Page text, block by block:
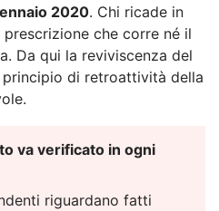
2020. Chi ricade in
che corre né il
Da qui la reviviscenza del
di retroattività della
va verificato in ogni
riguardano fatti